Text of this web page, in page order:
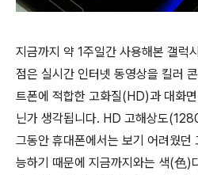
지금까지 약 1주일간 사용해본 갤
점은 실시간 인터넷 동영상을 킬러
트폰에 적합한 고화질(HD)과 대화
닌가 생각됩니다. HD 고해상도
그동안 휴대폰에서는 보기 어려웠
능하기 때문에 지금까지와는 색(色)